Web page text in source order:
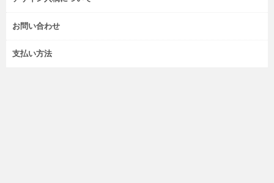
お問い合わせ
支払い方法